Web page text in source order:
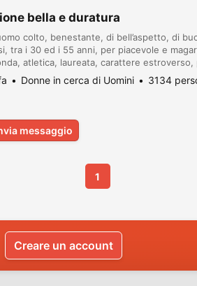
bella e duratura
colto, benestante, di bell’aspetto, di
tra i 30 ed i 55 anni, per piacevole e
atletica, laureata, carattere
….. vivo in Odessa ma x una relazione
Donne in cerca di Uomini 3134
messaggio
1
Creare un account